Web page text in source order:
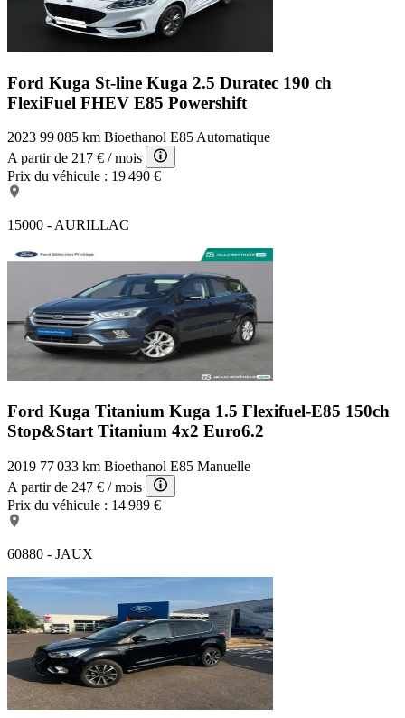
Ford Kuga St-line Kuga 2.5 Duratec 190 ch
FlexiFuel FHEV E85 Powershift
2023 99 085 km Bioethanol E85 Automatique
A partir de 217 € / mois
Prix du véhicule : 19 490 €
15000 - AURILLAC
Ford Kuga Titanium Kuga 1.5 Flexifuel-E85 150ch
Stop&Start Titanium 4x2 Euro6.2
2019 77 033 km Bioethanol E85 Manuelle
A partir de 247 € / mois
Prix du véhicule : 14 989 €
60880 - JAUX